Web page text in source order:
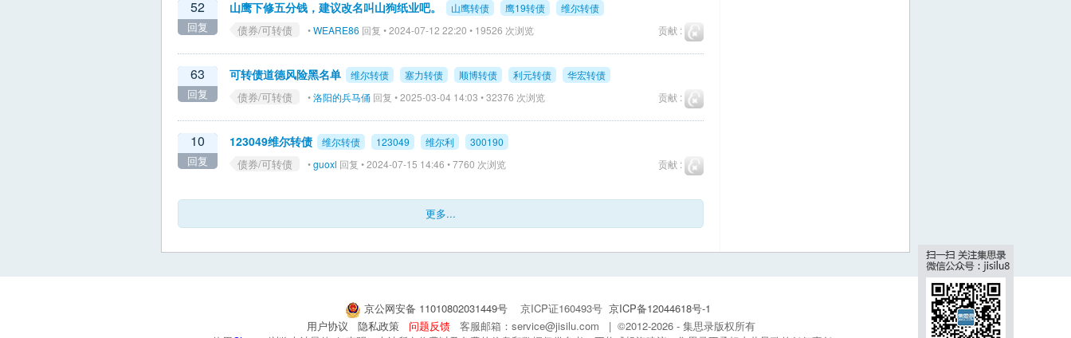
52
回复
山鹰下修五分钱，建议改名叫山狗纸业吧。 山鹰转债 鹰19转债
维尔转债
贡献 :
债券/可转债 •WEARE86 回复 • 2024-07-12 22:20 • 19526 次浏览
63
回复
可转债道德风险黑名单 维尔转债 塞力转债 顺博转债 利元转债
华宏转债
贡献 :
债券/可转债 •洛阳的兵马俑 回复 • 2025-03-04 14:03 • 32376 次浏览
10
回复
123049维尔转债 维尔转债 123049 维尔利
300190
贡献 :
债券/可转债 •guoxl 回复 • 2024-07-15 14:46 • 7760 次浏览
更多...
京公网安备 11010802031449号 京ICP证160493号 京ICP备12044618号-1
用户协议
隐私政策 问题反馈
客服邮箱：service@jisilu.com | ©2012-2026 - 集思录版权所有